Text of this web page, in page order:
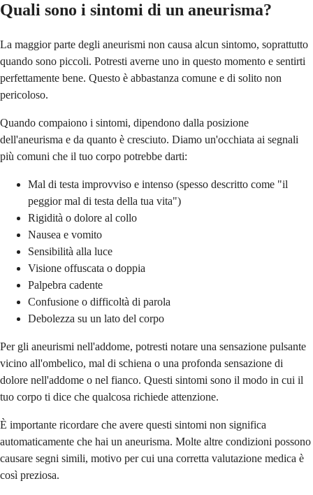
Quali sono i sintomi di un aneurisma?
La maggior parte degli aneurismi non causa alcun sintomo, soprattutto
quando sono piccoli. Potresti averne uno in questo momento e sentirti
perfettamente bene. Questo è abbastanza comune e di solito non
pericoloso.
Quando compaiono i sintomi, dipendono dalla posizione
dell'aneurisma e da quanto è cresciuto. Diamo un'occhiata ai segnali
più comuni che il tuo corpo potrebbe darti:
Mal di testa improvviso e intenso (spesso descritto come "il
peggior mal di testa della tua vita")
Rigidità o dolore al collo
Nausea e vomito
Sensibilità alla luce
Visione offuscata o doppia
Palpebra cadente
Confusione o difficoltà di parola
Debolezza su un lato del corpo
Per gli aneurismi nell'addome, potresti notare una sensazione pulsante
vicino all'ombelico, mal di schiena o una profonda sensazione di
dolore nell'addome o nel fianco. Questi sintomi sono il modo in cui il
tuo corpo ti dice che qualcosa richiede attenzione.
È importante ricordare che avere questi sintomi non significa
automaticamente che hai un aneurisma. Molte altre condizioni possono
causare segni simili, motivo per cui una corretta valutazione medica è
così preziosa.